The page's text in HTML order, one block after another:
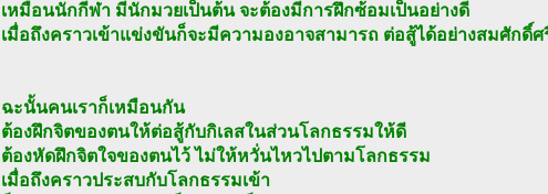
เหมือนนักกีฬา มีนักมวยเป็นต้น จะต้องมีการฝึกซ้อมเป็นอย่างดี
เมื่อถึงคราวเข้าแข่งขันก็จะมีความองอาจสามารถ ต่อสู้ได้อย่างสมศักดิ์ศ
ฉะนั้นคนเราก็เหมือนกัน
ต้องฝึกจิตของตนให้ต่อสู้กับกิเลสในส่วนโลกธรรมให้ดี
ต้องหัดฝึกจิตใจของตนไว้ ไม่ให้หวั่นไหวไปตามโลกธรรม
เมื่อถึงคราวประสบกับโลกธรรมเข้า